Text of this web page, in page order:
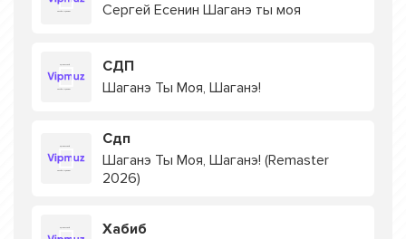
Сергей Есенин Шаганэ ты моя
СДП
Шаганэ Ты Моя, Шаганэ!
Сдп
Шаганэ Ты Моя, Шаганэ! (Remaster
2026)
Хабиб